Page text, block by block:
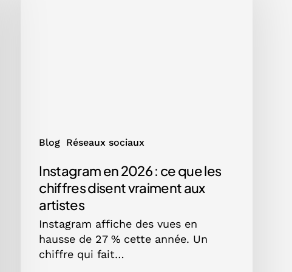
Blog Réseaux sociaux
artistes
Instagram en 2026 : ce que les
chiffres disent vraiment aux
artistes
Instagram affiche des vues en
hausse de 27 % cette année. Un
chiffre qui fait…